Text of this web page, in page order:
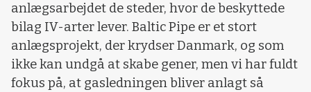
anlægsarbejdet de steder, hvor de beskyttede
bilag IV-arter lever. Baltic Pipe er et stort
anlægsprojekt, der krydser Danmark, og som
ikke kan undgå at skabe gener, men vi har fuldt
fokus på, at gasledningen bliver anlagt så